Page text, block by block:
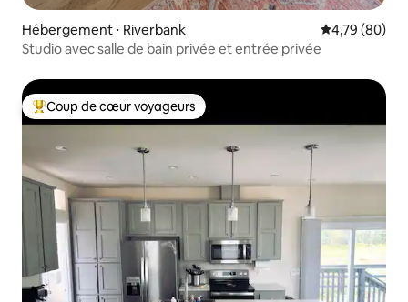
Hébergement ⋅ Riverbank Évaluation
4,79 (80)
Studio avec salle de bain privée et entrée privée
Coups de cœur voyageurs les plus appréciés
Coup de cœur voyageurs